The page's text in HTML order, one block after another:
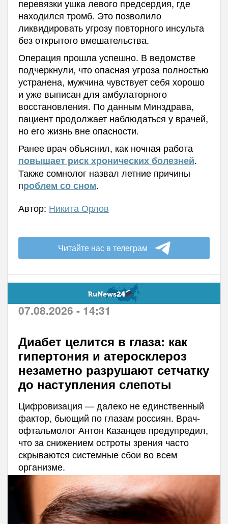
перевязки ушка левого предсердия, где
находился тромб. Это позволило
ликвидировать угрозу повторного инсульта
без открытого вмешательства.
Операция прошла успешно. В ведомстве
подчеркнули, что опасная угроза полностью
устранена, мужчина чувствует себя хорошо
и уже выписан для амбулаторного
восстановления. По данным Минздрава,
пациент продолжает наблюдаться у врачей,
но его жизнь вне опасности.
Ранее врач объяснил, как ночная работа
повышает риск хронических болезней.
Также сомнолог назвал летние причины
проблем со сном.
Автор: Никита Орлов
Читайте нас в телеграм
07.08.2026 - 14:31
Диабет целится в глаза: как
гипертония и атеросклероз
незаметно разрушают сетчатку
до наступления слепоты
Цифровизация — далеко не единственный
фактор, бьющий по глазам россиян. Врач-
офтальмолог Антон Казанцев предупредил,
что за снижением остроты зрения часто
скрываются системные сбои во всем
организме.